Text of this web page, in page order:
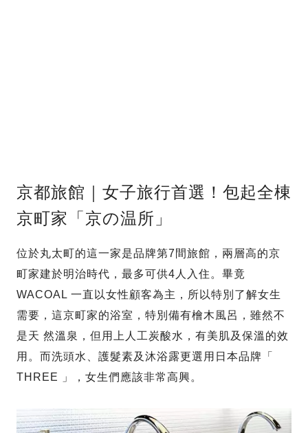
京都旅館｜女子旅行首選！包起全棟
京町家「京の温所」
位於丸太町的這一家是品牌第7間旅館，兩層高的京
町家建於明治時代，最多可供4人入住。畢竟
WACOAL 一直以女性顧客為主，所以特別了解女生
需要，這京町家的浴室，特別備有檜木風呂，雖然不
是天 然溫泉，但用上人工炭酸水，有美肌及保溫的效
用。而洗頭水、護髮素及沐浴露更選用日本品牌「
THREE 」，女生們應該非常高興。